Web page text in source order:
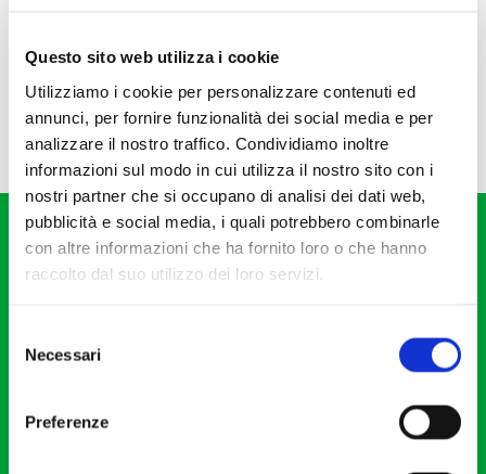
Questo sito web utilizza i cookie
Utilizziamo i cookie per personalizzare contenuti ed
annunci, per fornire funzionalità dei social media e per
analizzare il nostro traffico. Condividiamo inoltre
informazioni sul modo in cui utilizza il nostro sito con i
nostri partner che si occupano di analisi dei dati web,
pubblicità e social media, i quali potrebbero combinarle
con altre informazioni che ha fornito loro o che hanno
raccolto dal suo utilizzo dei loro servizi.
delNecessari
Preferenze
Fondazione I Pomeriggi Musicali
Partita Iva 04410060158